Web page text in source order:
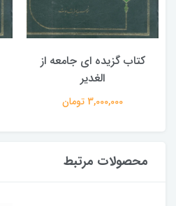
کتاب گزیده ای جامعه از
الغدیر
3,000,000 تومان
محصولات مرتبط